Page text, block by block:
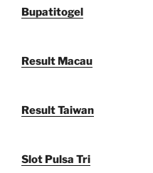
Bupatitogel
Result Macau
Result Taiwan
Slot Pulsa Tri